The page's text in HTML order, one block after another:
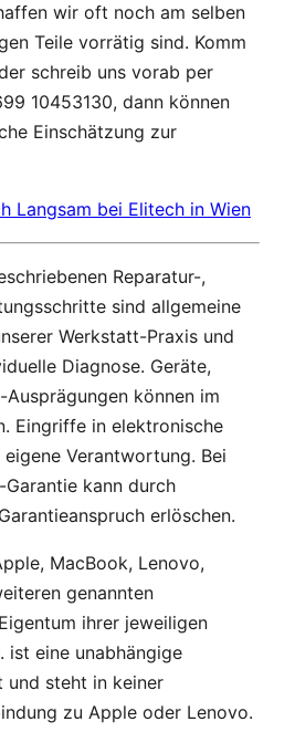
wir oft noch am selben
Teile vorrätig sind. Komm
schreib uns vorab per
10453130, dann können
Einschätzung zur
Langsam bei Elitech in Wien
Reparatur-,
sind allgemeine
Werkstatt-Praxis und
Diagnose. Geräte,
können im
Eingriffe in elektronische
Verantwortung. Bei
kann durch
erlöschen.
MacBook, Lenovo,
genannten
ihrer jeweiligen
ist eine unabhängige
und steht in keiner
zu Apple oder Lenovo.